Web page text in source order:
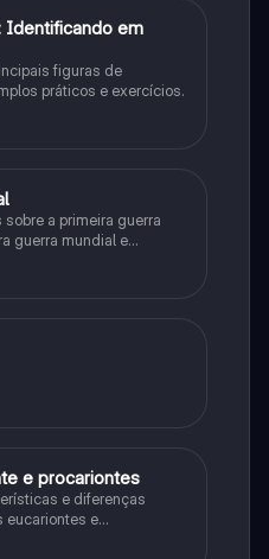
Identificando em
figuras de
práticos e exercícios.
a primeira guerra
guerra mundial e
Guerra Mundial, fases da
e procariontes
e diferenças
eucariontes e